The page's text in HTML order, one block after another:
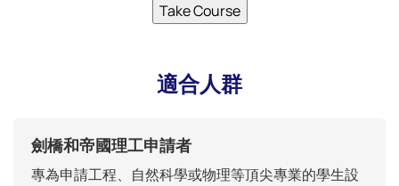
Take Course
適合人群
劍橋和帝國理工申請者
專為申請工程、自然科學或物理等頂尖專業的學生設